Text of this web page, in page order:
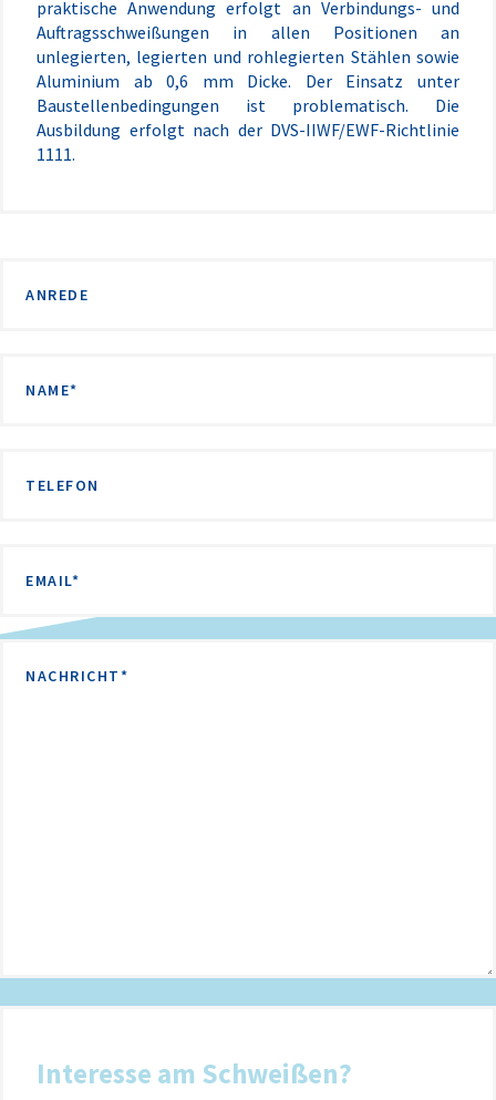
praktische Anwendung erfolgt an Verbindungs- und
Auftragsschweißungen in allen Positionen an
unlegierten, legierten und rohlegierten Stählen sowie
Aluminium ab 0,6 mm Dicke. Der Einsatz unter
Baustellenbedingungen ist problematisch. Die
Ausbildung erfolgt nach der DVS-IIWF/EWF-Richtlinie
1111.
Interesse am Schweißen?